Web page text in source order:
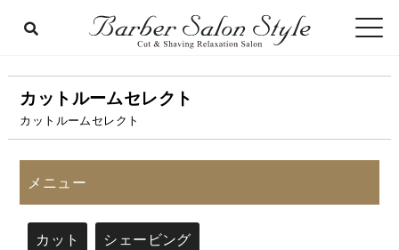
カットルームセレクト
カットルームセレクト
メニュー
カット シェービング